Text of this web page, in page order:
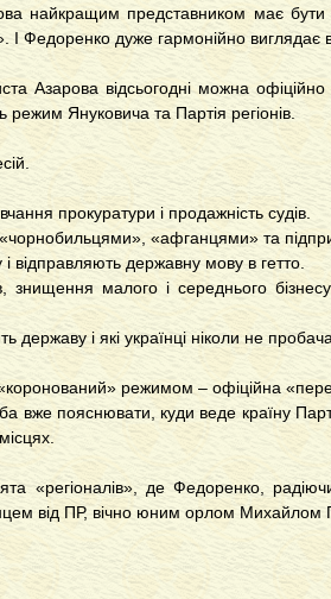
найкращим представником має бути
Федоренко дуже гармонійно виглядає в
Азарова відсьогодні можна
Януковича та Партія регіонів.
прокуратури і продажність судів.
«афганцями» та
відправляють державну мову в гетто.
знищення малого і середнього
державу і які українці ніколи не
режимом – офіційна
вже пояснювати, куди веде країну
«регіоналів», де Федоренко,
від ПР, вічно юним орлом Михайлом